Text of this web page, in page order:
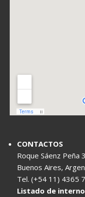
CONTACTOS
Roque Sáenz Peña
Buenos Aires,
Tel. (+54 11)
Listado de